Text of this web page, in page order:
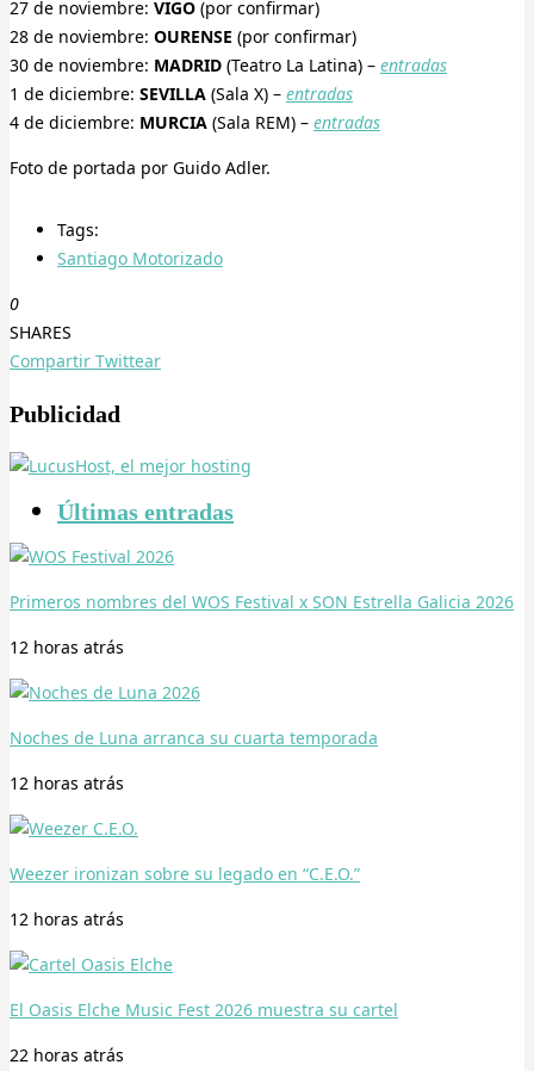
27 de noviembre: VIGO (por confirmar)
28 de noviembre: OURENSE (por confirmar)
30 de noviembre: MADRID (Teatro La Latina) – entradas
1 de diciembre: SEVILLA (Sala X) – entradas
4 de diciembre: MURCIA (Sala REM) – entradas
Foto de portada por Guido Adler.
Tags:
Santiago Motorizado
0
SHARES
Compartir Twittear
Publicidad
Últimas entradas
Primeros nombres del WOS Festival x SON Estrella Galicia 2026
12 horas atrás
Noches de Luna arranca su cuarta temporada
12 horas atrás
Weezer ironizan sobre su legado en “C.E.O.”
12 horas atrás
El Oasis Elche Music Fest 2026 muestra su cartel
22 horas atrás